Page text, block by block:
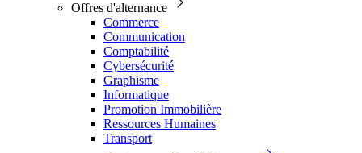
Offres d'alternance
Commerce
Communication
Comptabilité
Cybersécurité
Graphisme
Informatique
Promotion Immobilière
Ressources Humaines
Transport